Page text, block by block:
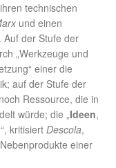
technischen
und einen
Auf der Stufe der
„Werkzeuge und
einer die
auf der Stufe der
Ressource, die in
würde; die „Ideen,
kritisiert Descola,
einer